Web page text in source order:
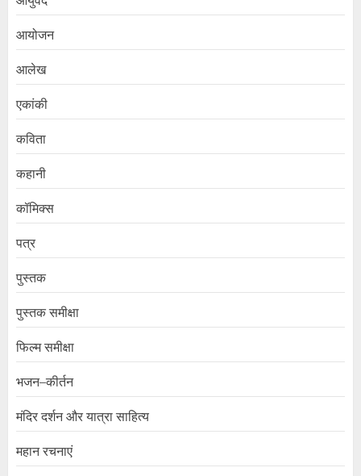
आयोजन
आलेख
एकांकी
कविता
कहानी
कॉमिक्स
पत्र
पुस्तक
पुस्तक समीक्षा
फिल्म समीक्षा
भजन–कीर्तन
मंदिर दर्शन और यात्रा साहित्य
महान रचनाएं